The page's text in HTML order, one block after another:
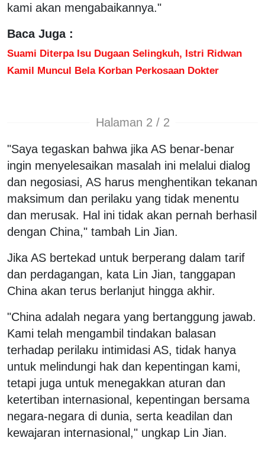
kami akan mengabaikannya."
Baca Juga :
Suami Diterpa Isu Dugaan Selingkuh, Istri Ridwan
Kamil Muncul Bela Korban Perkosaan Dokter
Halaman 2 / 2
"Saya tegaskan bahwa jika AS benar-benar
ingin menyelesaikan masalah ini melalui dialog
dan negosiasi, AS harus menghentikan tekanan
maksimum dan perilaku yang tidak menentu
dan merusak. Hal ini tidak akan pernah berhasil
dengan China," tambah Lin Jian.
Jika AS bertekad untuk berperang dalam tarif
dan perdagangan, kata Lin Jian, tanggapan
China akan terus berlanjut hingga akhir.
"China adalah negara yang bertanggung jawab.
Kami telah mengambil tindakan balasan
terhadap perilaku intimidasi AS, tidak hanya
untuk melindungi hak dan kepentingan kami,
tetapi juga untuk menegakkan aturan dan
ketertiban internasional, kepentingan bersama
negara-negara di dunia, serta keadilan dan
kewajaran internasional," ungkap Lin Jian.